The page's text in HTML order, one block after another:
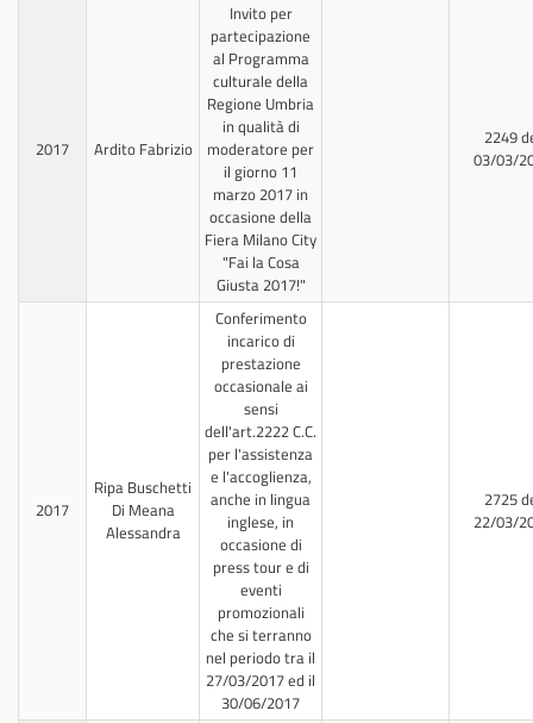
2017 Ardito Fabrizio
Invito per
partecipazione
al Programma
culturale della
Regione Umbria
in qualità di
moderatore per
il giorno 11
marzo 2017 in
occasione della
Fiera Milano City
"Fai la Cosa
Giusta 2017!"
2249
03/03/
2017
Ripa Buschetti
Di Meana
Alessandra
Conferimento
incarico di
prestazione
occasionale ai
sensi
dell'art.2222 C.C.
per l'assistenza
e l'accoglienza,
anche in lingua
inglese, in
occasione di
press tour e di
eventi
promozionali
che si terranno
nel periodo tra il
27/03/2017 ed il
30/06/2017
2725
22/03/